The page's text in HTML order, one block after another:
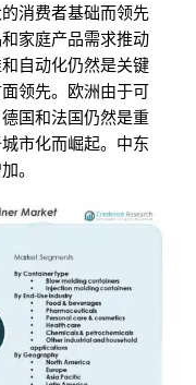
消费者基础而领先
家庭产品需求推动
自动化仍然是关键
领先。欧洲由于可
国和法国仍然是重
市化而崛起。中东
。